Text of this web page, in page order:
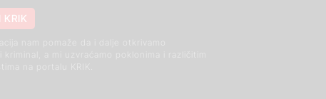
KRIK
nam pomaže da i dalje otkrivamo
kriminal, a mi uzvraćamo poklonima i različitim
na portalu KRIK.